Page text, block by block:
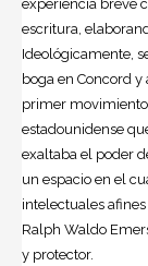
experiencia breve
escritura,
Ideológicamente,
boga en Concord
primer
estadounidense
exaltaba el poder
un espacio en el
intelectuales
Ralph Waldo
y protector.